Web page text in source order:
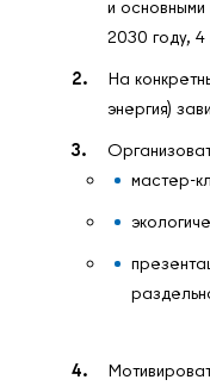
и
2030 году, 4
На
энергия)
мастер-